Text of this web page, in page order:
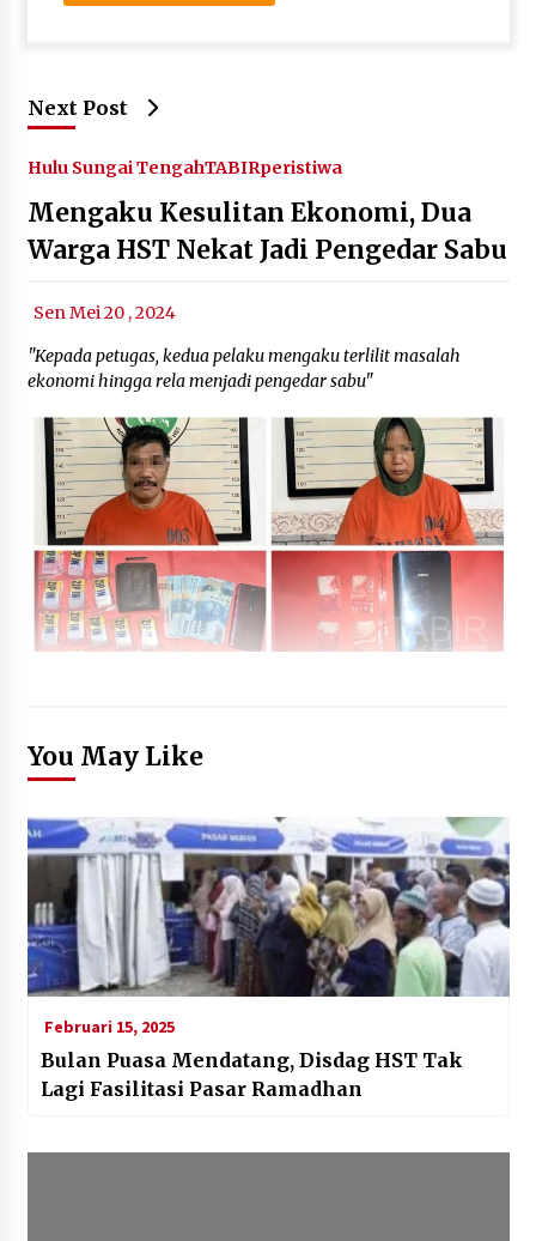
Next Post
Hulu Sungai TengahTABIRperistiwa
Mengaku Kesulitan Ekonomi, Dua
Warga HST Nekat Jadi Pengedar Sabu
Sen Mei 20 , 2024
"Kepada petugas, kedua pelaku mengaku terlilit masalah
ekonomi hingga rela menjadi pengedar sabu"
You May Like
Februari 15, 2025
Bulan Puasa Mendatang, Disdag HST Tak
Lagi Fasilitasi Pasar Ramadhan